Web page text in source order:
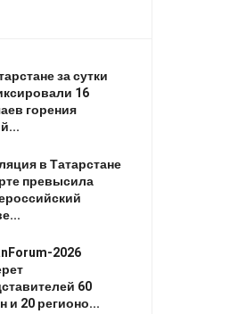
за сутки
16
горения
в Татарстане
превысила
2026
60
и 20 регионо...